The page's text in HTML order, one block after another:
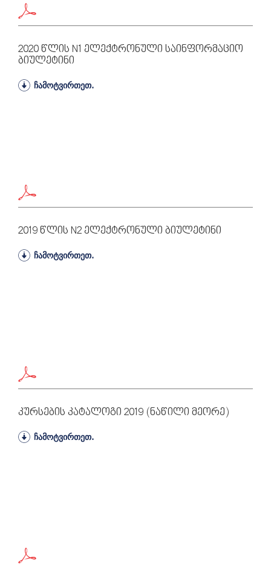
2020 Წლის N1 Ელექტრონული Საინფორმაციო
Ბიულეტინი
ჩამოტვირთეთ.
2019 Წლის N2 Ელექტრონული Ბიულეტინი
ჩამოტვირთეთ.
Კურსების Კატალოგი 2019 (ნაწილი Მეორე)
ჩამოტვირთეთ.